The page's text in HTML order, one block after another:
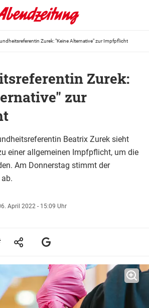
Zurek: "Keine Alternative" zur Impfpflicht
Zurek:
zur
Beatrix Zurek sieht
einer allgemeinen Impfpflicht, um die
Am Donnerstag stimmt der
April 2022 - 15:09 Uhr